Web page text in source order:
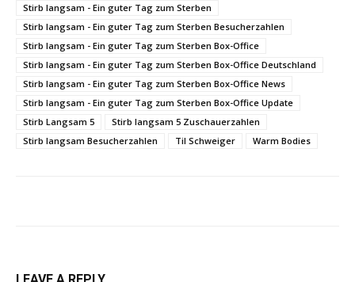
Stirb langsam - Ein guter Tag zum Sterben
Stirb langsam - Ein guter Tag zum Sterben Besucherzahlen
Stirb langsam - Ein guter Tag zum Sterben Box-Office
Stirb langsam - Ein guter Tag zum Sterben Box-Office Deutschland
Stirb langsam - Ein guter Tag zum Sterben Box-Office News
Stirb langsam - Ein guter Tag zum Sterben Box-Office Update
Stirb Langsam 5
Stirb langsam 5 Zuschauerzahlen
Stirb langsam Besucherzahlen
Til Schweiger Warm Bodies